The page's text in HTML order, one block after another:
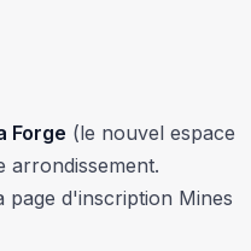
Forge (le nouvel espace
arrondissement.
page d'inscription Mines